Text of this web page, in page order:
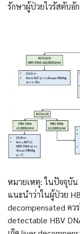
รักษาผู้ป่วยไวรัสตับอั
หมายเหตุ: ในปัจจุบัน
แนะนำว่าในผู้ป่วย
decompensated คว
detectable HBV